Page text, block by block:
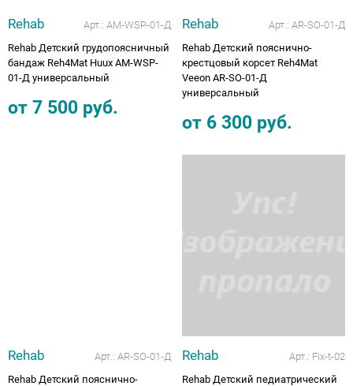
Rehab Арт.: AM-WSP-01-Д
Rehab Детский грудопоясничный
бандаж Reh4Mat Huux AM-WSP-
01-Д универсальный
от 7 500 руб.
Rehab Арт.: AR-SO-01-Д
Rehab Детский пояснично-
крестцовый корсет Reh4Mat
Veeon AR-SO-01-Д
универсальный
от 6 300 руб.
Rehab Арт.: AR-SO-01-Д
Rehab Детский пояснично-
Rehab Арт.: Fix-t-02
Rehab Детский педиатрический